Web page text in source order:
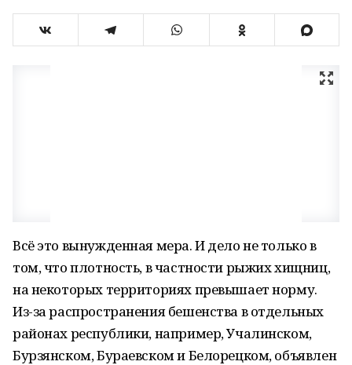
Всё это вынужденная мера. И дело не только в
том, что плотность, в частности рыжих хищниц,
на некоторых территориях превышает норму.
Из-за распространения бешенства в отдельных
районах республики, например, Учалинском,
Бурзянском, Бураевском и Белорецком, объявлен